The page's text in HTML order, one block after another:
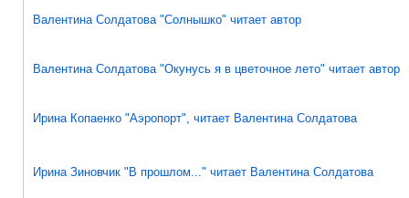
Валентина Солдатова "Солнышко" читает автор
Валентина Солдатова "Окунусь я в цветочное лето" читает автор
Ирина Копаенко "Аэропорт", читает Валентина Солдатова
Ирина Зиновчик "В прошлом..." читает Валентина Солдатова